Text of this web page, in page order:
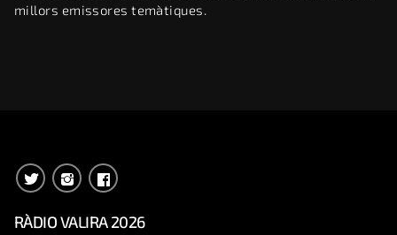
millors emissores temàtiques.
RÀDIO VALIRA 2026